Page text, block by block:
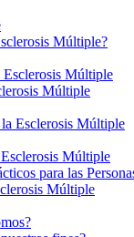
Múltiple?
Esclerosis Múltiple
Múltiple
la Esclerosis Múltiple
Múltiple
para las
Múltiple